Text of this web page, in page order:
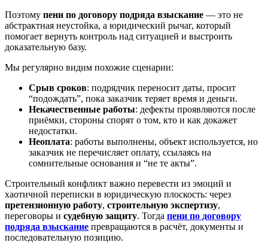
Поэтому пени по договору подряда взыскание — это не
абстрактная неустойка, а юридический рычаг, который
помогает вернуть контроль над ситуацией и выстроить
доказательную базу.
Мы регулярно видим похожие сценарии:
Срыв сроков: подрядчик переносит даты, просит
“подождать”, пока заказчик теряет время и деньги.
Некачественные работы: дефекты проявляются после
приёмки, стороны спорят о том, кто и как докажет
недостатки.
Неоплата: работы выполнены, объект используется, но
заказчик не перечисляет оплату, ссылаясь на
сомнительные основания и “не те акты”.
Строительный конфликт важно перевести из эмоций и
хаотичной переписки в юридическую плоскость: через
претензионную работу, строительную экспертизу,
переговоры и судебную защиту. Тогда пени по договору
подряда взыскание превращаются в расчёт, документы и
последовательную позицию.